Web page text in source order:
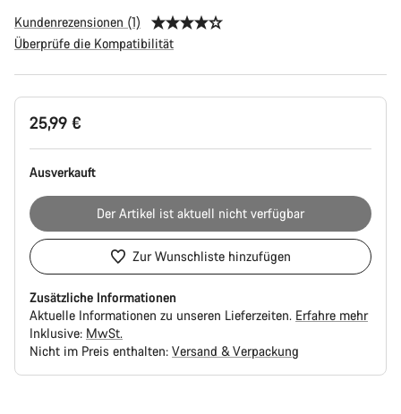
Kundenrezensionen (1)
Überprüfe die Kompatibilität
Produktkonfiguration
25,99 €
Ausverkauft
Der Artikel ist aktuell nicht verfügbar
Zur Wunschliste hinzufügen
Zusätzliche Informationen
Aktuelle Informationen zu unseren Lieferzeiten. Erfahre mehr
Inklusive: MwSt.
Nicht im Preis enthalten: Versand & Verpackung